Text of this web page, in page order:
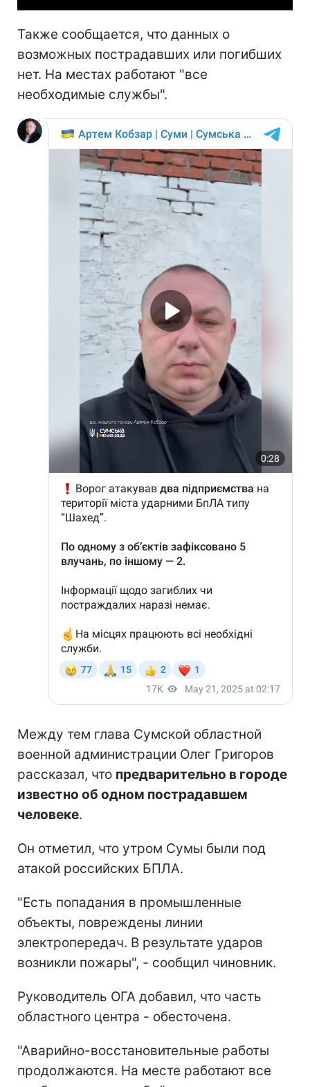
Также сообщается, что данных о
возможных пострадавших или погибших
нет. На местах работают "все
необходимые службы".
Между тем глава Сумской областной
военной администрации Олег Григоров
рассказал, что предварительно в городе
известно об одном пострадавшем
человеке.
Он отметил, что утром Сумы были под
атакой российских БПЛА.
"Есть попадания в промышленные
объекты, повреждены линии
электропередач. В результате ударов
возникли пожары", - сообщил чиновник.
Руководитель ОГА добавил, что часть
областного центра - обесточена.
"Аварийно-восстановительные работы
продолжаются. На месте работают все